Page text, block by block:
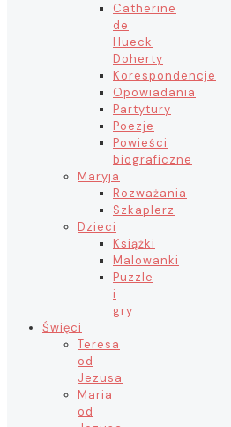
Catherine
de
Hueck
Doherty
Korespondencje
Opowiadania
Partytury
Poezje
Powieści
biograficzne
Maryja
Rozważania
Szkaplerz
Dzieci
Książki
Malowanki
Puzzle
i
gry
Święci
Teresa
od
Jezusa
Maria
od